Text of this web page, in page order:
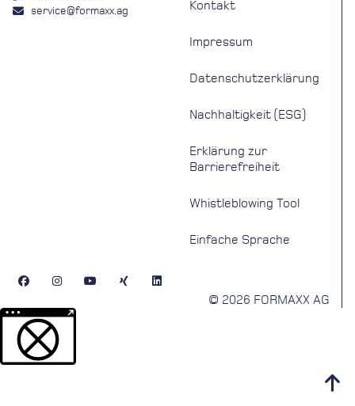
service@formaxx.ag
Kontakt
Impressum
Datenschutzerklärung
Nachhaltigkeit (ESG)
Erklärung zur
Barrierefreiheit
Whistleblowing Tool
Einfache Sprache
© 2026 FORMAXX AG
Weitere Informationen über den gesperrten Inhalt.